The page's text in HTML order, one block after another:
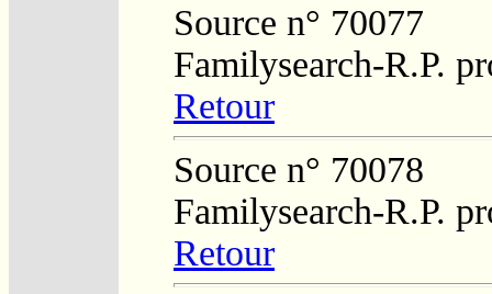
Source n° 70077
Familysearch-R.P.
Retour
Source n° 70078
Familysearch-R.P.
Retour